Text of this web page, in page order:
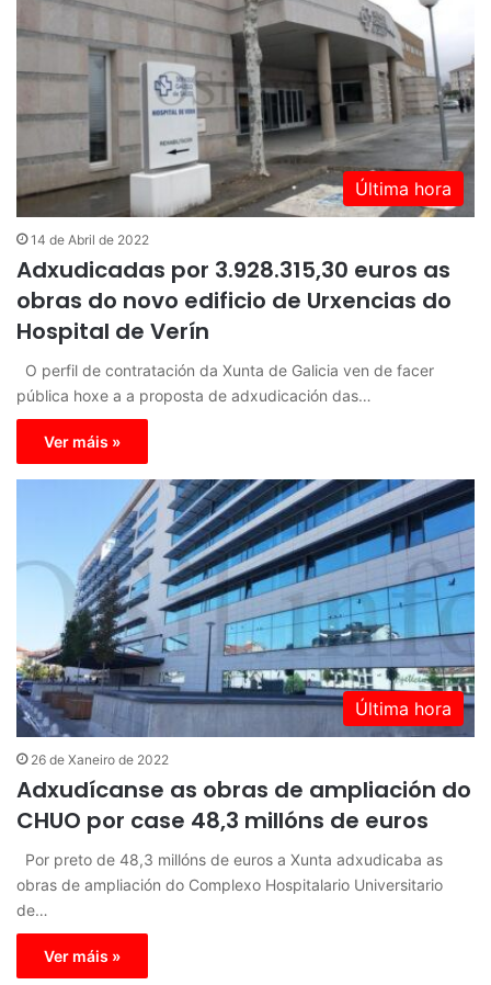
Última hora
14 de Abril de 2022
Adxudicadas por 3.928.315,30 euros as
obras do novo edificio de Urxencias do
Hospital de Verín
O perfil de contratación da Xunta de Galicia ven de facer
pública hoxe a a proposta de adxudicación das…
Ver máis »
Última hora
26 de Xaneiro de 2022
Adxudícanse as obras de ampliación do
CHUO por case 48,3 millóns de euros
Por preto de 48,3 millóns de euros a Xunta adxudicaba as
obras de ampliación do Complexo Hospitalario Universitario
de…
Ver máis »